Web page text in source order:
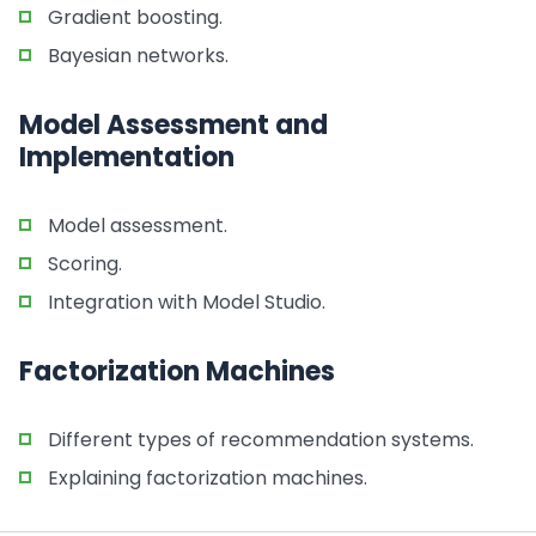
Gradient boosting.
Bayesian networks.
Model Assessment and
Implementation
Model assessment.
Scoring.
Integration with Model Studio.
Factorization Machines
Different types of recommendation systems.
Explaining factorization machines.